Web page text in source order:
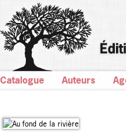
Catalogue Auteurs